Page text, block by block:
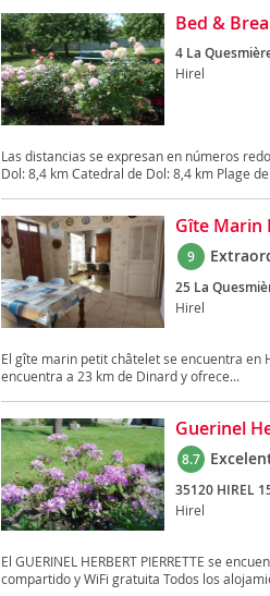
Bed &
4 La
Hirel
Las distancias se expresan en números
Dol: 8,4 km Catedral de Dol: 8,4 km Plage
Gîte Marin
9
25 La
Hirel
El gîte marin petit châtelet se encuentra en
encuentra a 23 km de Dinard y ofrece...
Guerinel
8.7
35120 HIREL
Hirel
El GUERINEL HERBERT PIERRETTE se
compartido y WiFi gratuita Todos los